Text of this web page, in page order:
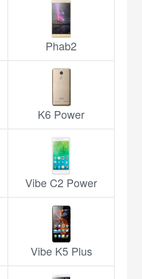
Phab2
K6 Power
Vibe C2 Power
Vibe K5 Plus